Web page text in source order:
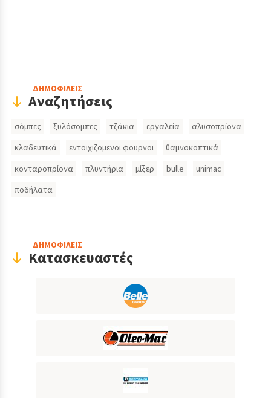
HeaderΔΗΜΟΦΙΛΕΙΣ
Αναζητήσεις
Search
σόμπες ξυλόσομπες τζάκια εργαλεία
αλυσοπρίονα
κλαδευτικά
εντοιχιζομενοι φουρνοι
θαμνοκοπτικά
κονταροπρίονα
πλυντήρια μίξερ bulle
unimac
ποδήλατα
ΔΗΜΟΦΙΛΕΙΣ
Κατασκευαστές